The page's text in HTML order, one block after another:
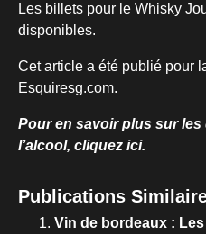
Les billets pour le Whisky
disponibles.
Cet article a été publié pour
Esquiresg.com.
Pour en savoir plus sur
l’alcool, cliquez ici.
Publications
Vin de bordeaux :